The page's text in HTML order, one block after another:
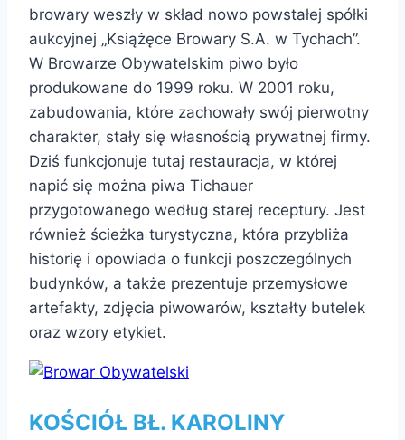
browary weszły w skład nowo powstałej spółki
aukcyjnej „Książęce Browary S.A. w Tychach”.
W Browarze Obywatelskim piwo było
produkowane do 1999 roku. W 2001 roku,
zabudowania, które zachowały swój pierwotny
charakter, stały się własnością prywatnej firmy.
Dziś funkcjonuje tutaj restauracja, w której
napić się można piwa Tichauer
przygotowanego według starej receptury. Jest
również ścieżka turystyczna, która przybliża
historię i opowiada o funkcji poszczególnych
budynków, a także prezentuje przemysłowe
artefakty, zdjęcia piwowarów, kształty butelek
oraz wzory etykiet.
KOŚCIÓŁ BŁ. KAROLINY